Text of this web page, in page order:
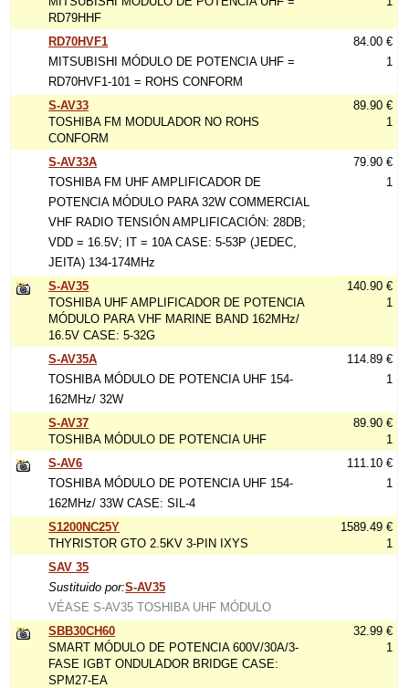
RD79HHF
RD70HVF1
MITSUBISHI MÓDULO DE POTENCIA UHF =
RD70HVF1-101 = ROHS CONFORM
84.00 €
1
S-AV33
TOSHIBA FM MODULADOR NO ROHS
CONFORM
89.90 €
1
S-AV33A
TOSHIBA FM UHF AMPLIFICADOR DE
POTENCIA MÓDULO PARA 32W COMMERCIAL
VHF RADIO TENSIÓN AMPLIFICACIÓN: 28DB;
VDD = 16.5V; IT = 10A CASE: 5-53P (JEDEC,
JEITA) 134-174MHz
79.90 €
1
S-AV35
TOSHIBA UHF AMPLIFICADOR DE POTENCIA
MÓDULO PARA VHF MARINE BAND 162MHz/
16.5V CASE: 5-32G
140.90 €
1
S-AV35A
TOSHIBA MÓDULO DE POTENCIA UHF 154-
162MHz/ 32W
114.89 €
1
S-AV37
TOSHIBA MÓDULO DE POTENCIA UHF
89.90 €
1
S-AV6
TOSHIBA MÓDULO DE POTENCIA UHF 154-
162MHz/ 33W CASE: SIL-4
111.10 €
1
S1200NC25Y
THYRISTOR GTO 2.5KV 3-PIN IXYS
1589.49 €
1
SAV 35
Sustituido por:S-AV35
VÉASE S-AV35 TOSHIBA UHF MÓDULO
SBB30CH60
SMART MÓDULO DE POTENCIA 600V/30A/3-
FASE IGBT ONDULADOR BRIDGE CASE:
SPM27-EA
32.99 €
1